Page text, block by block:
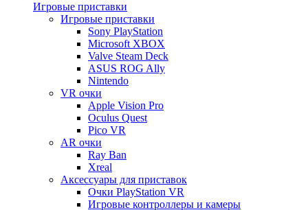
Игровые приставки
Игровые приставки
Sony PlayStation
Microsoft XBOX
Valve Steam Deck
ASUS ROG Ally
Nintendo
VR очки
Apple Vision Pro
Oculus Quest
Pico VR
AR очки
Ray Ban
Xreal
Аксессуары для приставок
Очки PlayStation VR
Игровые контроллеры и камеры